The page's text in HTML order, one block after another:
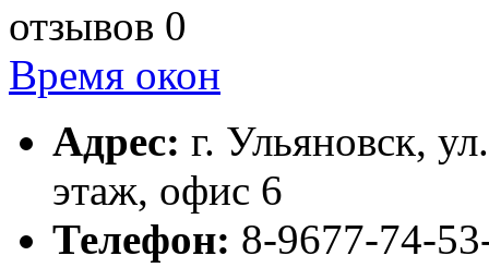
отзывов 0
Время окон
Адрес: г. Ульяновск,
этаж, офис 6
Телефон: 8-9677-74-